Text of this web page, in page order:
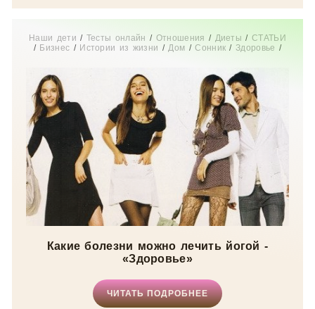
Наши дети / Тесты онлайн / Отношения / Диеты /СТАТЬИ
/ Бизнес / Истории из жизни /Дом /Сонник /Здоровье /
Какие болезни можно лечить йогой -
«Здоровье»
ЧИТАТЬ ПОДРОБНЕЕ